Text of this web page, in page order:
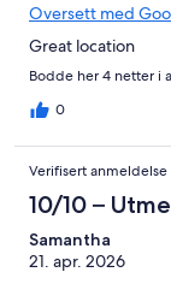
Oversett med
Great location
Bodde her 4 netter i
0
Verifisert anmeldelse
10/10 –
Samantha
21. apr. 2026